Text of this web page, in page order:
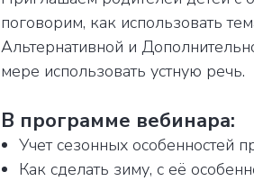
поговорим, как использовать
Альтернативной и
мере использовать устную речь.
В программе вебинара:
Учет сезонных особенностей
Как сделать зиму, с её